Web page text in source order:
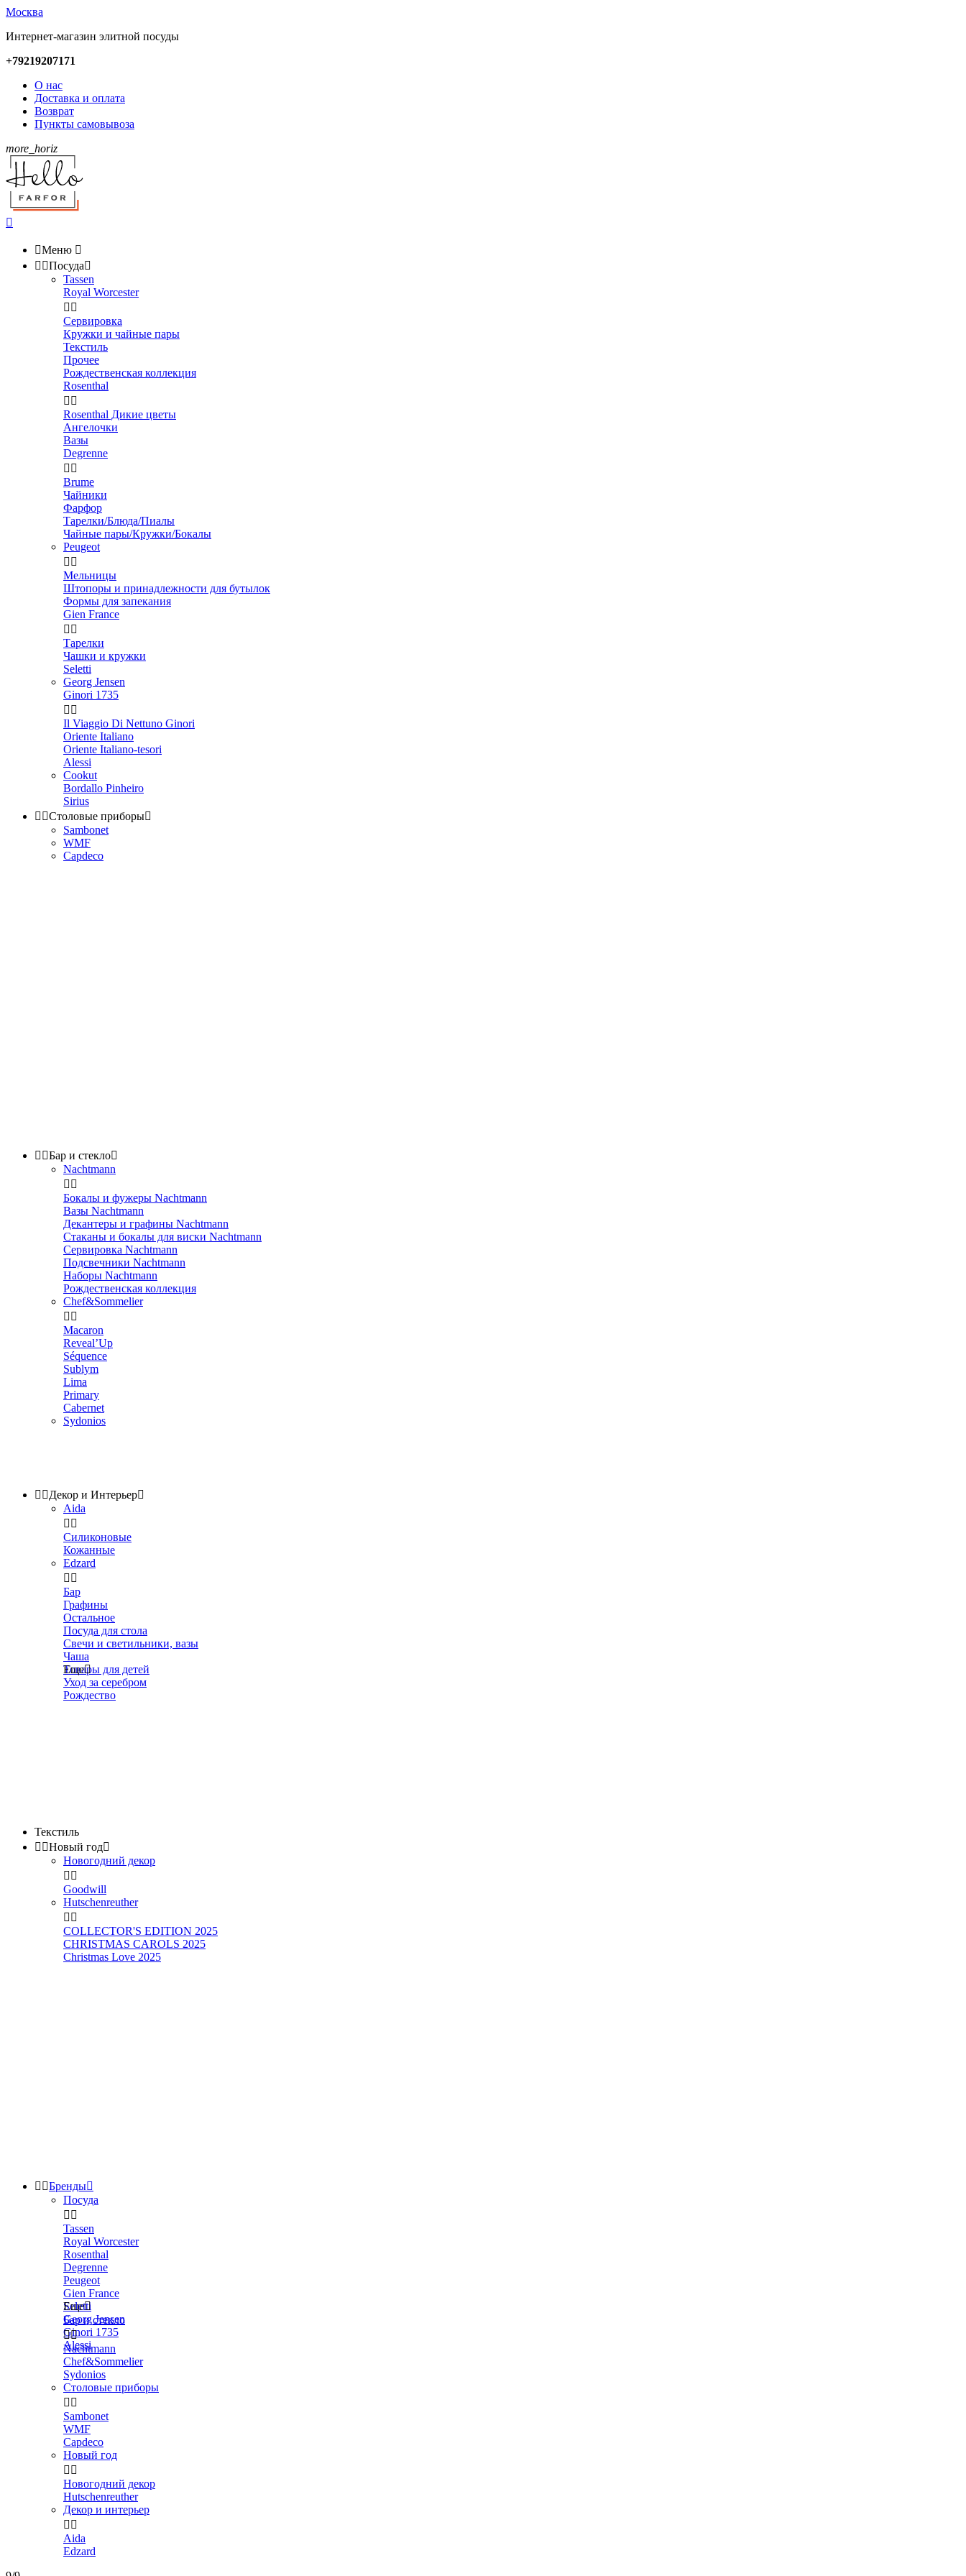
Москва
Интернет-магазин элитной посуды
+79219207171
О нас
Доставка и оплата
Возврат
Пункты самовывоза
more_horiz

Меню 
 Посуда
Tassen
Royal Worcester
 
Сервировка
Кружки и чайные пары
Текстиль
Прочее
Рождественская коллекция
Rosenthal
 
Rosenthal Дикие цветы
Ангелочки
Вазы
Degrenne
 
Brume
Чайники
Фарфор
Тарелки/Блюда/Пиалы
Чайные пары/Кружки/Бокалы
Peugeot
 
Мельницы
Штопоры и принадлежности для бутылок
Формы для запекания
Gien France
 
Тарелки
Чашки и кружки
Seletti
Georg Jensen
Ginori 1735
 
Il Viaggio Di Nettuno Ginori
Oriente Italiano
Oriente Italiano-tesori
Alessi
Cookut
Bordallo Pinheiro
Sirius
 Столовые приборы
Sambonet
WMF
Capdeco
 Бар и стекло
Nachtmann
 
Бокалы и фужеры Nachtmann
Вазы Nachtmann
Декантеры и графины Nachtmann
Стаканы и бокалы для виски Nachtmann
Сервировка Nachtmann
Подсвечники Nachtmann
Наборы Nachtmann
Рождественская коллекция
Chef&Sommelier
 
Macaron
Reveal’Up
Séquence
Sublym
Lima
Primary
Cabernet
Sydonios
 Декор и Интерьер
Aida
 
Силиконовые
Кожанные
Edzard
 
Бар
Графины
Остальное
Посуда для стола
Свечи и светильники, вазы
Чаша
Товары для детей
Уход за серебром
Рождество
Еще
Текстиль
 Новый год
Новогодний декор
 
Goodwill
Hutschenreuther
 
COLLECTOR'S EDITION 2025
CHRISTMAS CAROLS 2025
Christmas Love 2025
 Бренды
Посуда
 
Tassen
Royal Worcester
Rosenthal
Degrenne
Peugeot
Gien France
Seletti
Georg Jensen
Ginori 1735
Alessi
Еще
Бар и стекло

Nachtmann
Chef&Sommelier
Sydonios
Столовые приборы
 
Sambonet
WMF
Capdeco
Новый год
 
Новогодний декор
Hutschenreuther
Декор и интерьер
 
Aida
Edzard